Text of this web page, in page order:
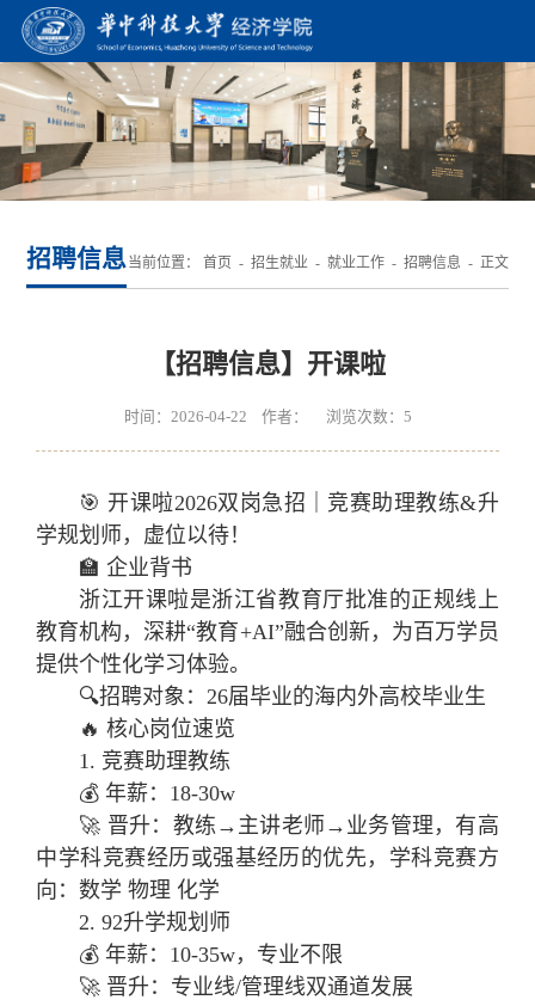
招聘信息当前位置： 首页 - 招生就业- 就业工作- 招聘信息 - 正文
【招聘信息】开课啦
时间：2026-04-22 作者： 浏览次数： 5
🎯 开课啦2026双岗急招｜竞赛助理教练&升
学规划师，虚位以待！
🏫 企业背书
浙江开课啦是浙江省教育厅批准的正规线上
教育机构，深耕“教育+AI”融合创新，为百万学员
提供个性化学习体验。
🔍招聘对象：26届毕业的海内外高校毕业生
🔥 核心岗位速览
1. 竞赛助理教练
💰 年薪：18-30w
🚀 晋升：教练→主讲老师→业务管理，有高
中学科竞赛经历或强基经历的优先，学科竞赛方
向：数学 物理 化学
2. 92升学规划师
💰 年薪：10-35w，专业不限
🚀 晋升：专业线/管理线双通道发展